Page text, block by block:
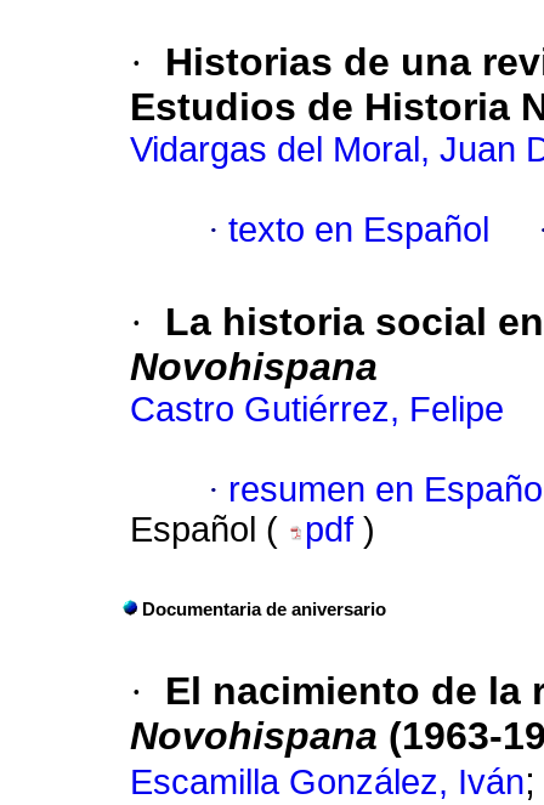
·
Historias de una
Estudios de Historia
Vidargas del Moral, Juan
· texto en Español
·
La historia social
Novohispana
Castro Gutiérrez, Felipe
· resumen en
Español (
pdf )
Documentaria de aniversario
·
El nacimiento de la
Novohispana (1963-
Escamilla González, Iván